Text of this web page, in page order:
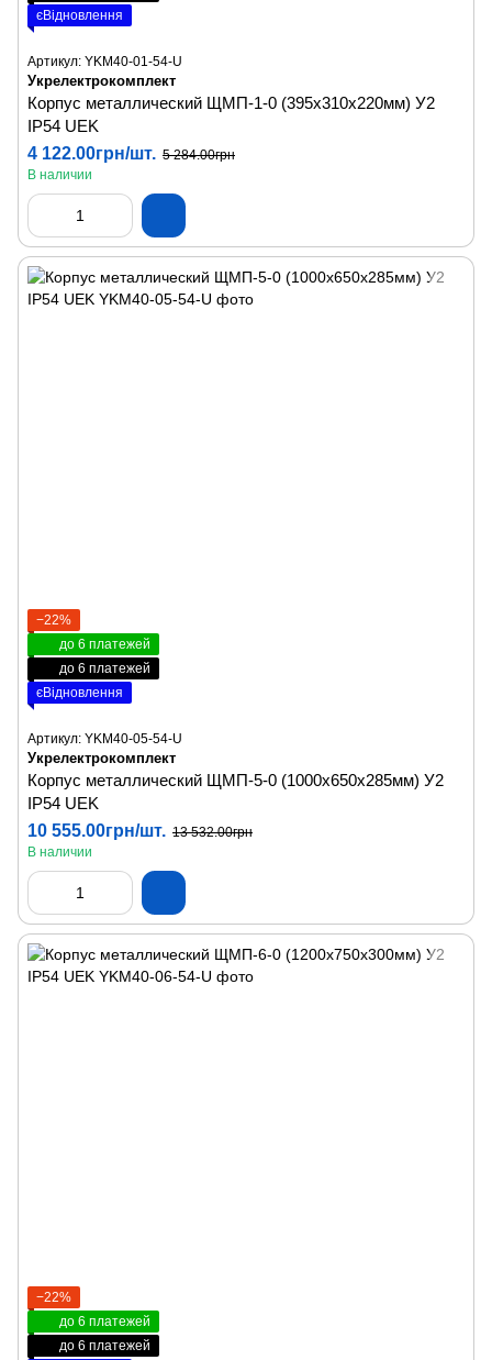
єВідновлення
Артикул: YKM40-01-54-U
Укрелектрокомплект
Корпус металлический ЩМП-1-0 (395х310х220мм) У2
IP54 UEK
4 122.00грн/шт. 5 284.00грн
В наличии
−22%
до 6 платежей
до 6 платежей
єВідновлення
Артикул: YKM40-05-54-U
Укрелектрокомплект
Корпус металлический ЩМП-5-0 (1000х650х285мм) У2
IP54 UEK
10 555.00грн/шт. 13 532.00грн
В наличии
−22%
до 6 платежей
до 6 платежей